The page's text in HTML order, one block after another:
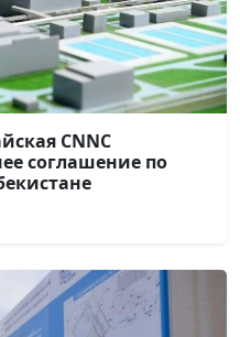
CNNC
соглашение по